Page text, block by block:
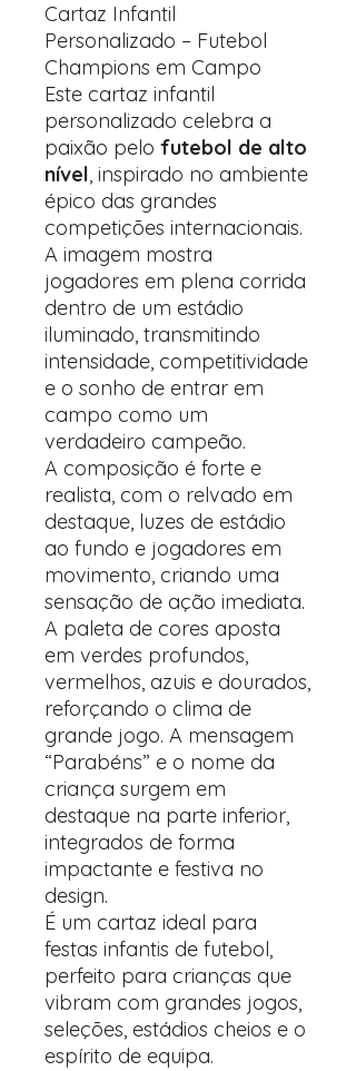
Cartaz Infantil
Personalizado – Futebol
Champions em Campo
Este cartaz infantil
personalizado celebra a
paixão pelo futebol de alto
nível, inspirado no ambiente
épico das grandes
competições internacionais.
A imagem mostra
jogadores em plena corrida
dentro de um estádio
iluminado, transmitindo
intensidade, competitividade
e o sonho de entrar em
campo como um
verdadeiro campeão.
A composição é forte e
realista, com o relvado em
destaque, luzes de estádio
ao fundo e jogadores em
movimento, criando uma
sensação de ação imediata.
A paleta de cores aposta
em verdes profundos,
vermelhos, azuis e dourados,
reforçando o clima de
grande jogo. A mensagem
“Parabéns” e o nome da
criança surgem em
destaque na parte inferior,
integrados de forma
impactante e festiva no
design.
É um cartaz ideal para
festas infantis de futebol,
perfeito para crianças que
vibram com grandes jogos,
seleções, estádios cheios e o
espírito de equipa.